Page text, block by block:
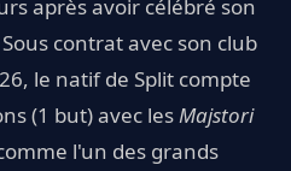
après avoir célébré son
contrat avec son club
le natif de Split compte
(1 but) avec lesMajstori
l'un des grands